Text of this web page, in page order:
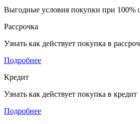
Выгодные условия покупки при 100%
Рассрочка
Узнать как действует покупка в
Подробнее
Кредит
Узнать как действует покупка в кредит
Подробнее